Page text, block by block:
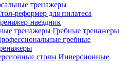
тренажеры
реформер для пилатеса
наездник
Гребные тренажеры
гребные
Инверсионные